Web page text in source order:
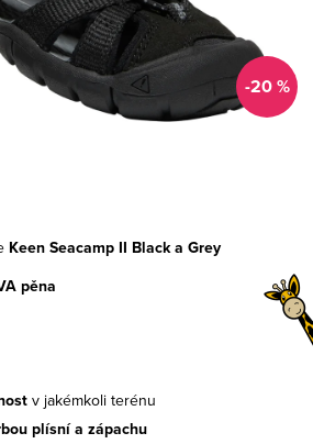
-20 %
Keen Seacamp II Black a Grey
pěna
v jakémkoli terénu
plísní a zápachu